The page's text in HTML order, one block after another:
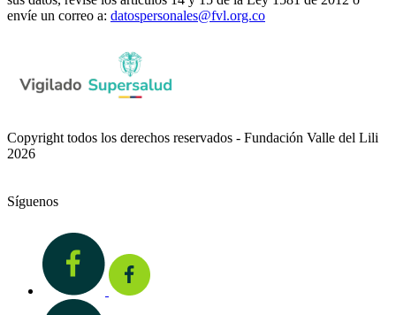
envíe un correo a: datospersonales@fvl.org.co
Copyright todos los derechos reservados - Fundación Valle del Lili
2026
Síguenos